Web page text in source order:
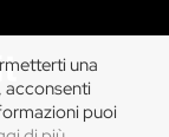
una
acconsenti
puoi